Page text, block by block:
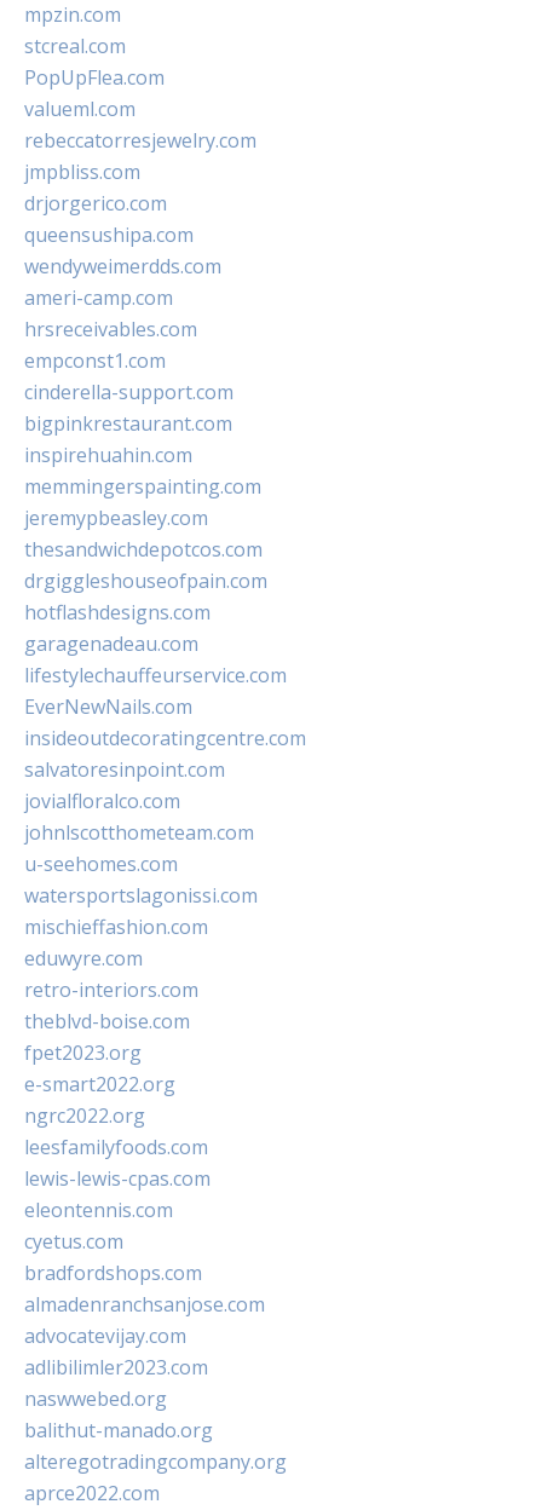
mpzin.com
stcreal.com
PopUpFlea.com
valueml.com
rebeccatorresjewelry.com
jmpbliss.com
drjorgerico.com
queensushipa.com
wendyweimerdds.com
ameri-camp.com
hrsreceivables.com
empconst1.com
cinderella-support.com
bigpinkrestaurant.com
inspirehuahin.com
memmingerspainting.com
jeremypbeasley.com
thesandwichdepotcos.com
drgiggleshouseofpain.com
hotflashdesigns.com
garagenadeau.com
lifestylechauffeurservice.com
EverNewNails.com
insideoutdecoratingcentre.com
salvatoresinpoint.com
jovialfloralco.com
johnlscotthometeam.com
u-seehomes.com
watersportslagonissi.com
mischieffashion.com
eduwyre.com
retro-interiors.com
theblvd-boise.com
fpet2023.org
e-smart2022.org
ngrc2022.org
leesfamilyfoods.com
lewis-lewis-cpas.com
eleontennis.com
cyetus.com
bradfordshops.com
almadenranchsanjose.com
advocatevijay.com
adlibilimler2023.com
naswwebed.org
balithut-manado.org
alteregotradingcompany.org
aprce2022.com